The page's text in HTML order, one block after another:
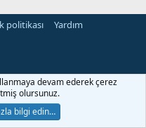
politikası
Yardım
devam ederek çerez
olursunuz.
bilgi edin…